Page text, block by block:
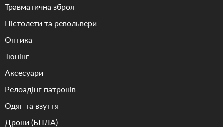
Травматична зброя
Пістолети та револьвери
Оптика
Тюнінг
Аксесуари
Релоадінг патронів
Одяг та взуття
Дрони (БПЛА)